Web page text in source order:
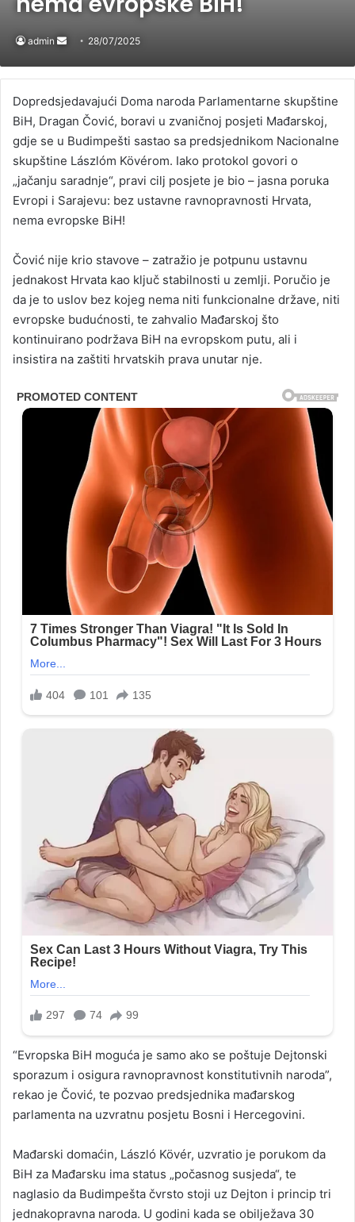
admin
Send
email
28/07/2025
Dopredsjedavajući Doma naroda Parlamentarne skupštine
BiH, Dragan Čović, boravi u zvaničnoj posjeti Mađarskoj,
gdje se u Budimpešti sastao sa predsjednikom Nacionalne
skupštine Lászlóm Kövérom. Iako protokol govori o
„jačanju saradnje“, pravi cilj posjete je bio – jasna poruka
Evropi i Sarajevu: bez ustavne ravnopravnosti Hrvata,
nema evropske BiH!
Čović nije krio stavove – zatražio je potpunu ustavnu
jednakost Hrvata kao ključ stabilnosti u zemlji. Poručio je
da je to uslov bez kojeg nema niti funkcionalne države, niti
evropske budućnosti, te zahvalio Mađarskoj što
kontinuirano podržava BiH na evropskom putu, ali i
insistira na zaštiti hrvatskih prava unutar nje.
“Evropska BiH moguća je samo ako se poštuje Dejtonski
sporazum i osigura ravnopravnost konstitutivnih naroda”,
rekao je Čović, te pozvao predsjednika mađarskog
parlamenta na uzvratnu posjetu Bosni i Hercegovini.
Mađarski domaćin, László Kövér, uzvratio je porukom da
BiH za Mađarsku ima status „počasnog susjeda“, te
naglasio da Budimpešta čvrsto stoji uz Dejton i princip tri
jednakopravna naroda. U godini kada se obilježava 30